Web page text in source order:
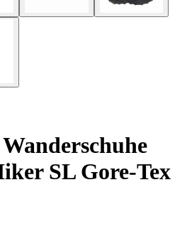
Wanderschuhe
SL Gore-Tex